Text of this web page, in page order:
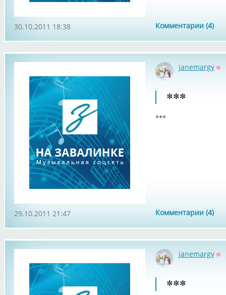
Комментарии (4)
30.10.2011 18:38
janemargy
***
***
Комментарии (4)
29.10.2011 21:47
janemargy
***